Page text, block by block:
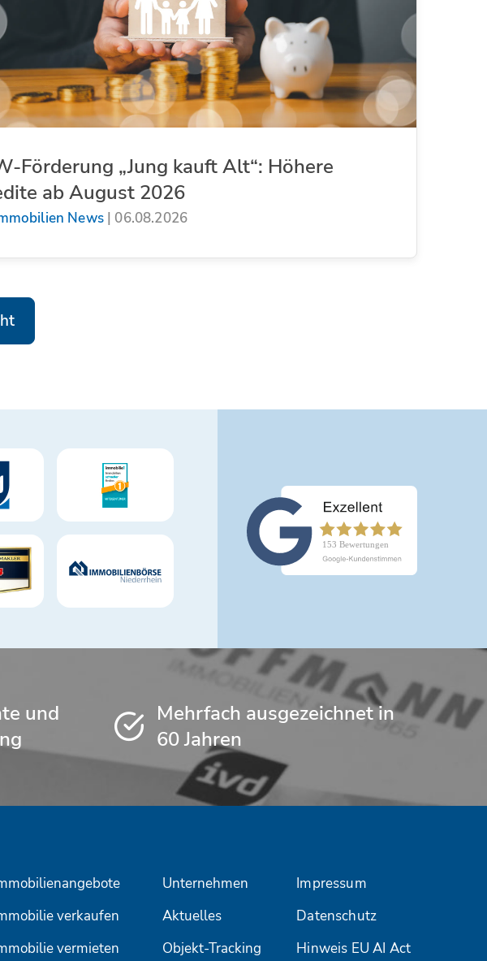
Förderung „Jung kauft Alt“: Höhere
ab August 2026
News| 06.08.2026
und
Mehrfach ausgezeichnet in
60 Jahren
Unternehmen
verkaufen
Aktuelles
vermieten
Objekt-Tracking
Impressum
Datenschutz
Hinweis EU AI Act